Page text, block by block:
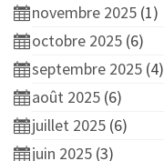
novembre 2025 (1)
octobre 2025 (6)
septembre 2025 (4)
août 2025 (6)
juillet 2025 (6)
juin 2025 (3)